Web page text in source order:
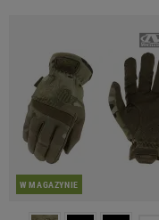
W MAGAZYNIE